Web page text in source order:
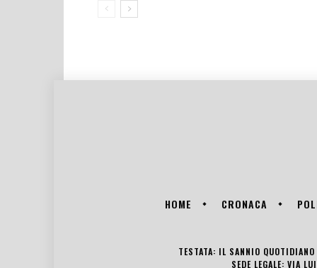
HOME CRONACA
TESTATA: IL SANNIO
SEDE LEGALE: VIA